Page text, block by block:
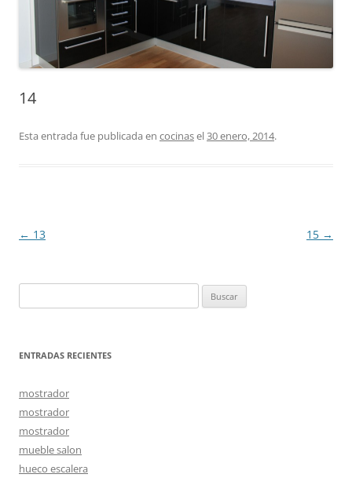
14
Esta entrada fue publicada en cocinasel30 enero, 2014.
Navegación
← 13 15 →
ENTRADAS RECIENTES
mostrador
mostrador
mostrador
mueble salon
hueco escalera